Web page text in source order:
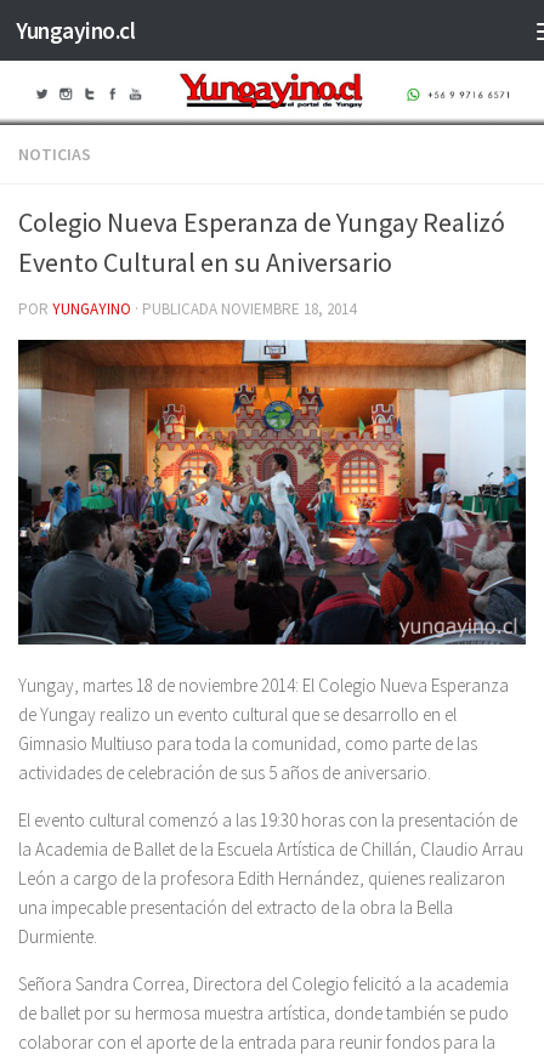
Saltar al contenido
Yungayino.cl
NOTICIAS
Colegio Nueva Esperanza de Yungay Realizó
Evento Cultural en su Aniversario
POR YUNGAYINO · PUBLICADA NOVIEMBRE 18, 2014
Yungay, martes 18 de noviembre 2014: El Colegio Nueva Esperanza
de Yungay realizo un evento cultural que se desarrollo en el
Gimnasio Multiuso para toda la comunidad, como parte de las
actividades de celebración de sus 5 años de aniversario.
El evento cultural comenzó a las 19:30 horas con la presentación de
la Academia de Ballet de la Escuela Artística de Chillán, Claudio Arrau
León a cargo de la profesora Edith Hernández, quienes realizaron
una impecable presentación del extracto de la obra la Bella
Durmiente.
Señora Sandra Correa, Directora del Colegio felicitó a la academia
de ballet por su hermosa muestra artística, donde también se pudo
colaborar con el aporte de la entrada para reunir fondos para la